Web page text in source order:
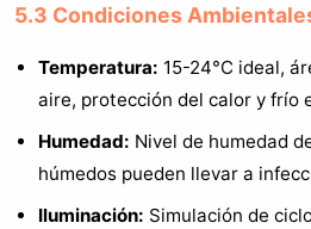
5.3 Condiciones
Temperatura: 15-24°C ideal,
aire, protección del calor y frío
Humedad: Nivel de humedad
húmedos pueden llevar a
Iluminación: Simulación de